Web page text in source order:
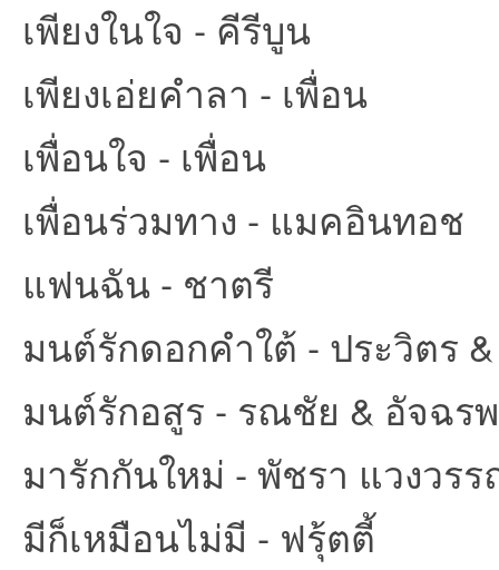
เพียงในใจ - คีรีบูน
เพียงเอ่ยคำลา - เพื่อน
เพื่อนใจ - เพื่อน
เพื่อนร่วมทาง - แมคอินทอช
แฟนฉัน - ชาตรี
มนต์รักดอกคำใต้ - ประวิตร
มนต์รักอสูร - รณชัย & อัจฉร
มารักกันใหม่ - พัชรา แวงวร
มีก็เหมือนไม่มี - ฟรุ้ตตี้